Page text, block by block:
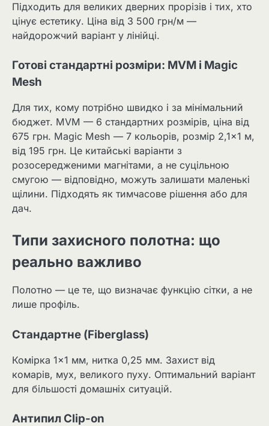
Підходить для великих дверних прорізів і тих, хто
цінує естетику. Ціна від 3 500 грн/м —
найдорожчий варіант у лінійці.
Готові стандартні розміри: MVM і Magic
Mesh
Для тих, кому потрібно швидко і за мінімальний
бюджет. MVM — 6 стандартних розмірів, ціна від
675 грн. Magic Mesh — 7 кольорів, розмір 2,1×1 м,
від 195 грн. Це китайські варіанти з
розосередженими магнітами, а не суцільною
смугою — відповідно, можуть залишати маленькі
щілини. Підходять як тимчасове рішення або для
дач.
Типи захисного полотна: що
реально важливо
Полотно — це те, що визначає функцію сітки, а не
лише профіль.
Стандартне (Fiberglass)
Комірка 1×1 мм, нитка 0,25 мм. Захист від
комарів, мух, великого пуху. Оптимальний варіант
для більшості домашніх ситуацій.
Антипил Clip-on